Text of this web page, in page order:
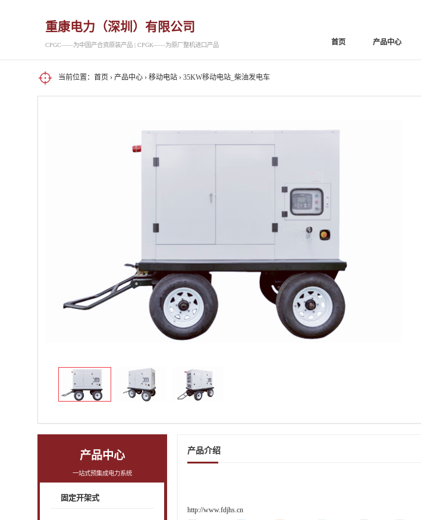
重康电力（深圳）有限公司
CPGC——为中国产合资原装产品 | CPGK——为原厂整机进口产品 首页 产品中心
当前位置： 首页 › 产品中心› 移动电站› 35KW移动电站_柴油发电车
产品中心
一站式预集成电力系统
固定开架式
产品介绍
http://www.fdjhs.cn